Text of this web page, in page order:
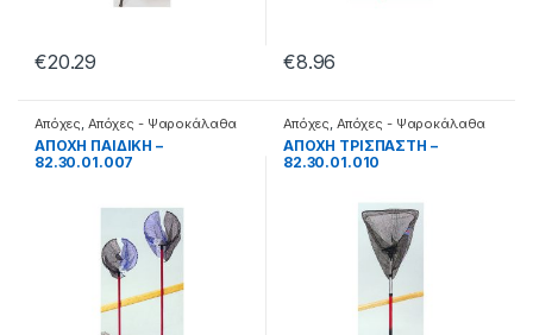
€20.29 €8.96
Απόχες, Απόχες - Ψαροκάλαθα
ΑΠΟΧΗ ΠΑΙΔΙΚΗ –
82.30.01.007
Απόχες, Απόχες - Ψαροκάλαθα
ΑΠΟΧΗ ΤΡΙΣΠΑΣΤΗ –
82.30.01.010